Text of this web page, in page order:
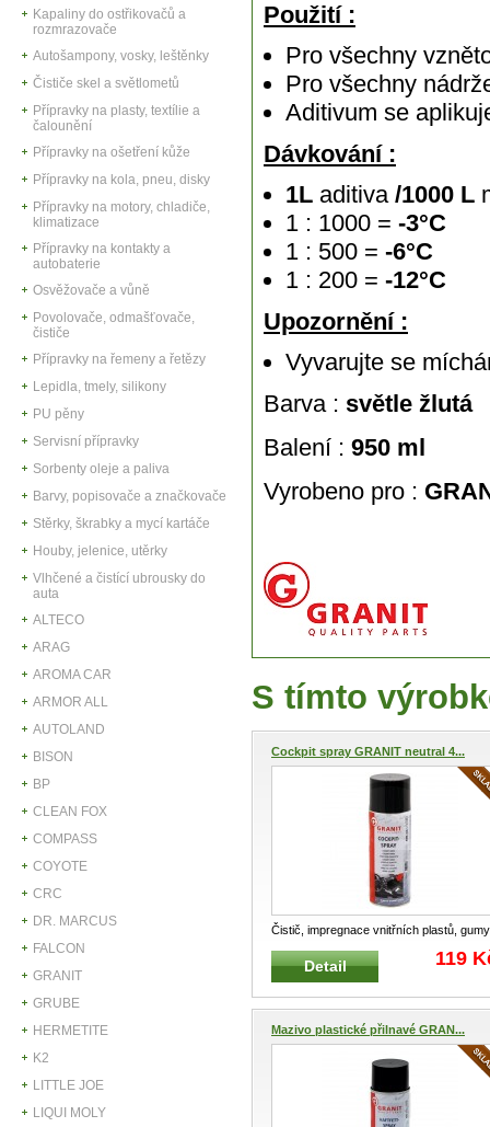
Kapaliny do ostřikovačů a
rozmrazovače
Autošampony, vosky, leštěnky
Čističe skel a světlometů
Přípravky na plasty, textílie a
čalounění
Přípravky na ošetření kůže
Přípravky na kola, pneu, disky
Přípravky na motory, chladiče,
klimatizace
Přípravky na kontakty a
autobaterie
Osvěžovače a vůně
Povolovače, odmašťovače,
čističe
Přípravky na řemeny a řetězy
Lepidla, tmely, silikony
PU pěny
Servisní přípravky
Sorbenty oleje a paliva
Barvy, popisovače a značkovače
Stěrky, škrabky a mycí kartáče
Houby, jelenice, utěrky
Vlhčené a čistící ubrousky do
auta
ALTECO
ARAG
AROMA CAR
ARMOR ALL
AUTOLAND
BISON
BP
CLEAN FOX
COMPASS
COYOTE
CRC
DR. MARCUS
FALCON
GRANIT
GRUBE
HERMETITE
K2
LITTLE JOE
LIQUI MOLY
Použití :
Pro všechny
Pro všechny
Aditivum se
Dávkování :
1L aditiva/1000 L
1 : 1000 =-3°C
1 : 500 =-6°C
1 : 200 =-12°C
Upozornění :
Vyvarujte se
Barva : světle žlutá
Balení : 950 ml
Vyrobeno pro :
S tímto
Cockpit spray GRANIT neutral 4...
Čistič, impregnace vnitřních plastů, gumy
a vinylu Speciální příprave
Detail 119
Mazivo plastické přilnavé GRAN...